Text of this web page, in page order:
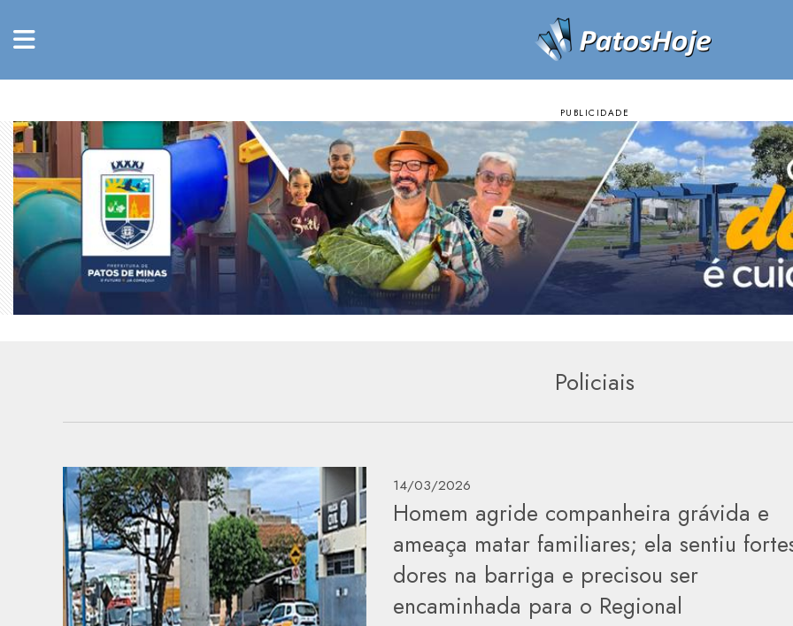
Policiais
14/03/2026
Homem agride companheira grávida e
ameaça matar familiares; ela sentiu
dores na barriga e precisou ser
encaminhada para o Regional